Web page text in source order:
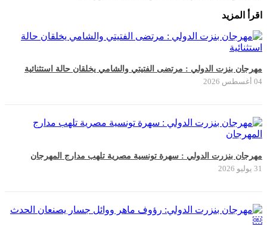
اقرأ المزيد
مهرجان بنزت الدولي : مرتضى الفتيتي والشامي يخلقان حالة استثنائية
04 أغسطس 2026
مهرجان بنزرت الدولي : سهرة تونسية مصرية تلهب مدارج المهرجان
31 يوليو 2026